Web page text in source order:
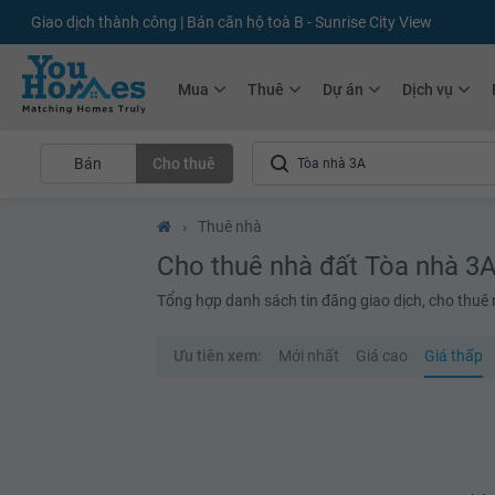
+75.000Tin đăng mới hàng tháng +10.000Thành viên
Mua Thuê Dự án Dịch vụ
Bán Cho thuê
› Thuê nhà
Cho thuê nhà đất Tòa nhà
Tổng hợp danh sách tin đăng giao dịch, cho thuê
Ưu tiên xem: Mới nhất Giá cao Giá thấp